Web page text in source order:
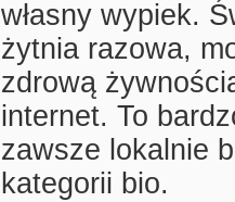
własny wypiek.
żytnia razowa,
zdrową
internet. To
zawsze lokalnie
kategorii bio.